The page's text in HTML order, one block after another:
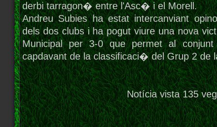
derbi tarragon� entre l'Asc� i el Morell.
Andreu Subies ha estat intercanviant
dels dos clubs i ha pogut viure una nova
Municipal per 3-0 que permet al
capdavant de la classificaci� del Grup 2 de
Notícia vista 135